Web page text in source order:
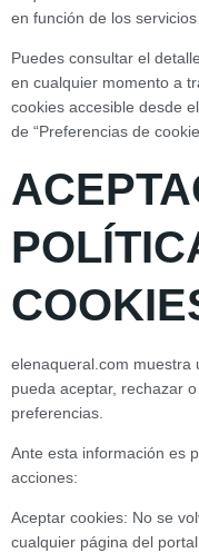
en función de los
Puedes consultar el
en cualquier momento a
cookies accesible desde
de “Preferencias de
elenaqueral.com muestra
pueda aceptar, rechazar
preferencias.
Ante esta información es
acciones:
Aceptar cookies: No se
cualquier página del